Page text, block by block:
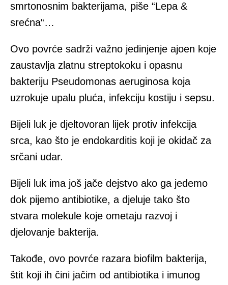
smrtonosnim bakterijama, piše “Lepa &
srećna“…
Ovo povrće sadrži važno jedinjenje ajoen koje
zaustavlja zlatnu streptokoku i opasnu
bakteriju Pseudomonas aeruginosa koja
uzrokuje upalu pluća, infekciju kostiju i sepsu.
Bijeli luk je djeltovoran lijek protiv infekcija
srca, kao što je endokarditis koji je okidač za
srčani udar.
Bijeli luk ima još jače dejstvo ako ga jedemo
dok pijemo antibiotike, a djeluje tako što
stvara molekule koje ometaju razvoj i
djelovanje bakterija.
Takođe, ovo povrće razara biofilm bakterija,
štit koji ih čini jačim od antibiotika i imunog